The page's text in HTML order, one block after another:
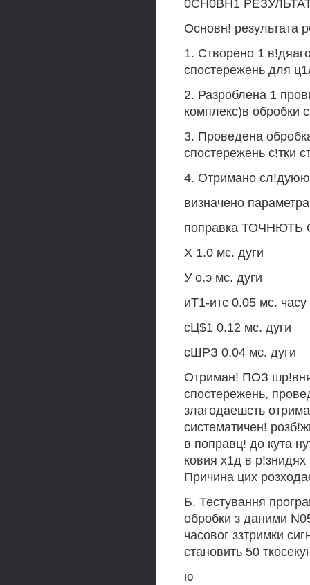
0СН0ВН1
Основн! результата
1. Створено 1
спостережень для
2. Разроблена 1
комплекс)в обробки
3. Проведена
спостережень с!тки
4. Отримано
визначено
поправка ТОЧНЮТЬ
X 1.0 мс. дуги
У о.э мс. дуги
иТ1-итс 0.05 мс. часу
сЦ$1 0.12 мс. дуги
сШРЗ 0.04 мс. дуги
Отриман! ПОЗ
спостережень,
злагодаешсть
систематичен!
в поправц! до кута
ковия х1д в
Причина цих
Б. Тестування
обробки з даними
часовог ззтримки
становить 50
ю